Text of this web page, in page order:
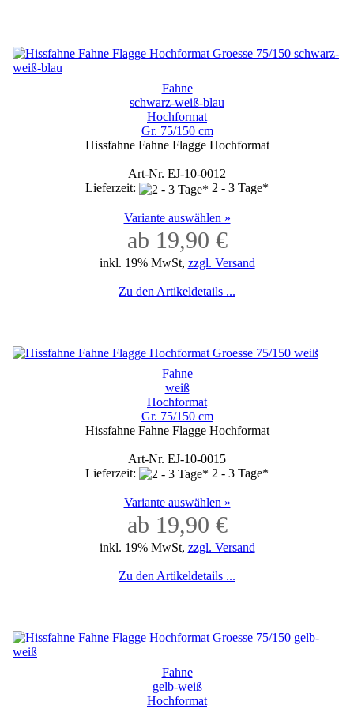
Fahne
schwarz-weiß-blau
Hochformat
Gr. 75/150 cm
Hissfahne Fahne Flagge Hochformat
Art-Nr. EJ-10-0012
Lieferzeit:
2 - 3 Tage*
Variante auswählen »
ab 19,90 €
inkl. 19% MwSt, zzgl. Versand
Zu den Artikeldetails ...
Fahne
weiß
Hochformat
Gr. 75/150 cm
Hissfahne Fahne Flagge Hochformat
Art-Nr. EJ-10-0015
Lieferzeit:
2 - 3 Tage*
Variante auswählen »
ab 19,90 €
inkl. 19% MwSt, zzgl. Versand
Zu den Artikeldetails ...
Fahne
gelb-weiß
Hochformat